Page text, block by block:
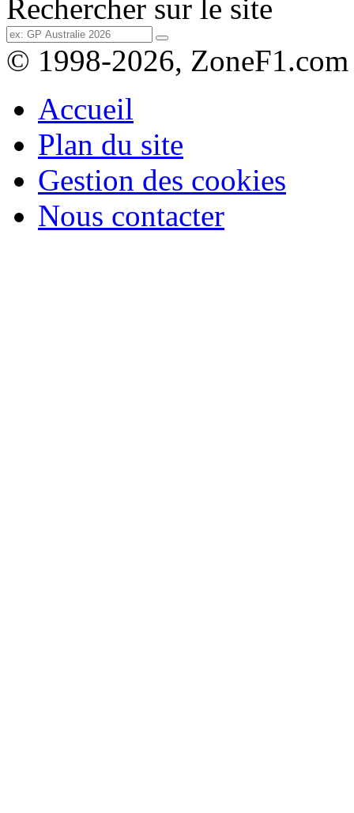
Rechercher sur le site
© 1998-2026, ZoneF1.com
Accueil
Plan du site
Gestion des cookies
Nous contacter